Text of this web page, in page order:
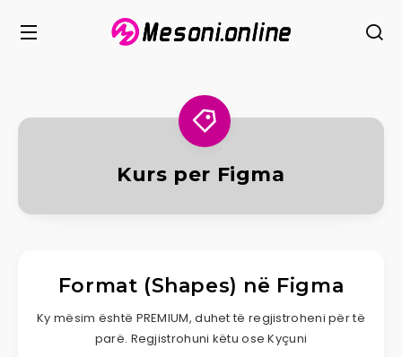
Kurs per Figma
Format (Shapes) në Figma
Ky mësim është PREMIUM, duhet të regjistroheni për të
parë. Regjistrohuni këtu ose Kyçuni